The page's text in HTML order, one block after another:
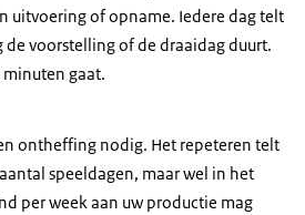
uitvoering of opname. Iedere dag telt
de voorstelling of de draaidag duurt.
gaat.
ontheffing nodig. Het repeteren telt
speeldagen, maar wel in het
per week aan uw productie mag